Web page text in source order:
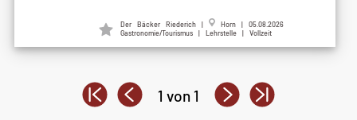
Der Bäcker Riederich |
Horn | 05.08.2026
Gastronomie/Tourismus | Lehrstelle | Vollzeit
1 von 1